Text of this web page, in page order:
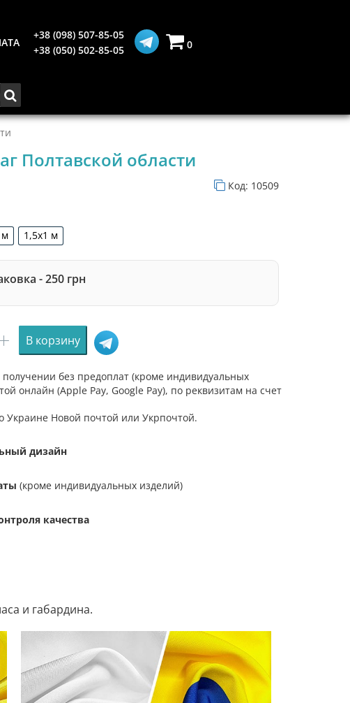
+38 (098) 507-85-05
+38 (050) 502-85-05
0
Полтавской области
Код: 10509
м
м
1,5х1 м
1,5х1 м
- 250 грн
В корзину
без предоплат (кроме индивидуальных
онлайн (Apple Pay, Google Pay), по реквизитам на счет
Украине Новой почтой или Укрпочтой.
дизайн
(кроме индивидуальных изделий)
качества
и габардина.